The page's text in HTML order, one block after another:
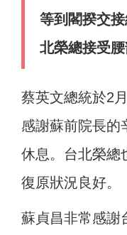
等到閣揆交
北榮總接受腰
蔡英文總統於2
感謝蘇前院長的
休息。台北榮總
復原狀況良好。
蘇貞昌非常感謝